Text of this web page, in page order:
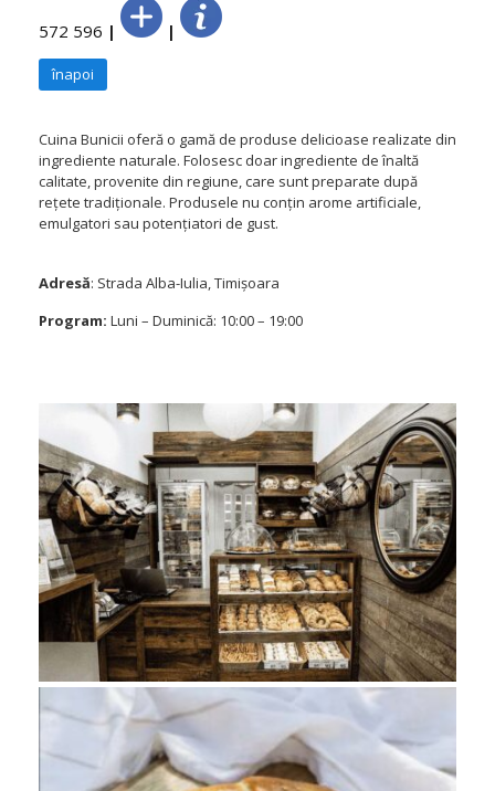
572 596 | |
înapoi
Cuina Bunicii oferă o gamă de produse delicioase realizate din
ingrediente naturale. Folosesc doar ingrediente de înaltă
calitate, provenite din regiune, care sunt preparate după
rețete tradiționale. Produsele nu conțin arome artificiale,
emulgatori sau potențiatori de gust.
Adresă: Strada Alba-Iulia, Timișoara
Program: Luni – Duminică: 10:00 – 19:00